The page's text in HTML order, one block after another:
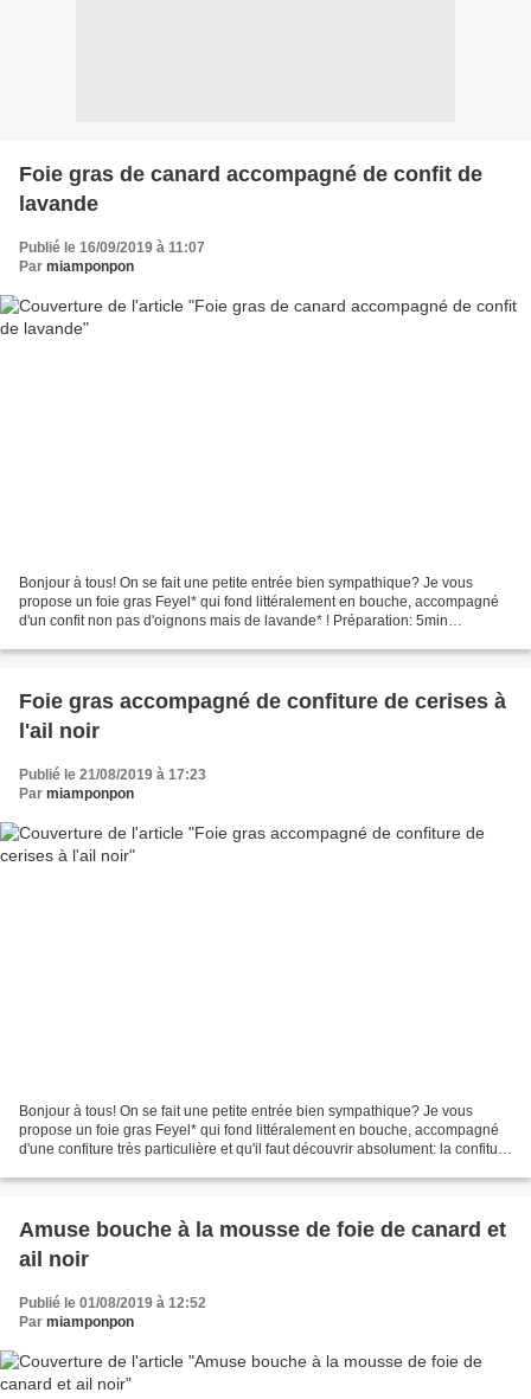
Foie gras de canard accompagné de confit de
lavande
Publié le 16/09/2019 à 11:07
Par miamponpon
Bonjour à tous! On se fait une petite entrée bien sympathique? Je vous
propose un foie gras Feyel* qui fond littéralement en bouche, accompagné
d'un confit non pas d'oignons mais de lavande* ! Préparation: 5min
Foie gras accompagné de confiture de cerises à
l'ail noir
Publié le 21/08/2019 à 17:23
Par miamponpon
Bonjour à tous! On se fait une petite entrée bien sympathique? Je vous
propose un foie gras Feyel* qui fond littéralement en bouche, accompagné
d'une confiture très particulière et qu'il faut découvrir absolument: la confiture
Amuse bouche à la mousse de foie de canard et
ail noir
Publié le 01/08/2019 à 12:52
Par miamponpon